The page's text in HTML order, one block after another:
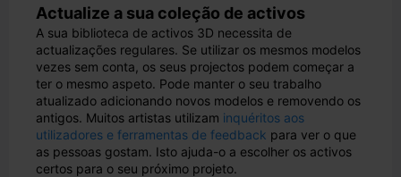
Actualize a sua coleção de activos
A sua biblioteca de activos 3D necessita de
actualizações regulares. Se utilizar os mesmos modelos
vezes sem conta, os seus projectos podem começar a
ter o mesmo aspeto. Pode manter o seu trabalho
atualizado adicionando novos modelos e removendo os
antigos. Muitos artistas utilizam inquéritos aos
utilizadores e ferramentas de feedback para ver o que
as pessoas gostam. Isto ajuda-o a escolher os activos
certos para o seu próximo projeto.